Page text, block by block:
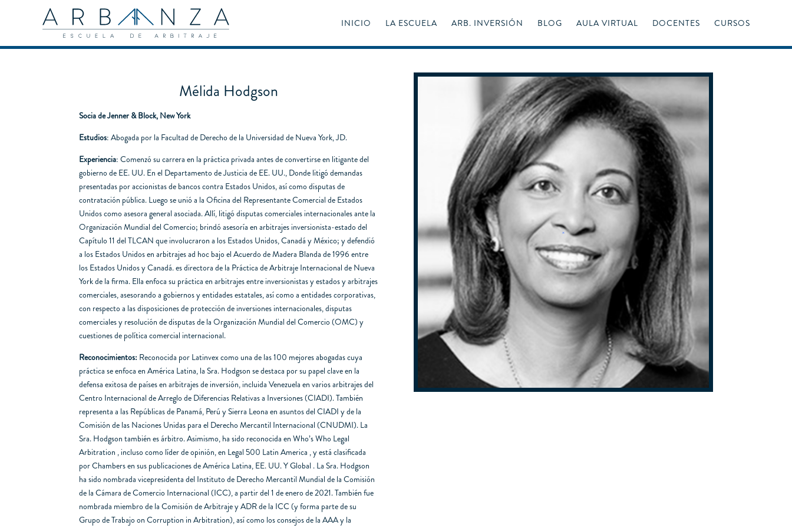
INICIO LA ESCUELA ARB. INVERSIÓN BLOG AULA VIRTUAL DOCENTES CURSOS
Mélida Hodgson
Socia de Jenner & Block, New York
Estudios: Abogada por la Facultad de Derecho de la Universidad de Nueva York, JD.
Experiencia: Comenzó su carrera en la práctica privada antes de convertirse en litigante del
gobierno de EE. UU. En el Departamento de Justicia de EE. UU., Donde litigó demandas
presentadas por accionistas de bancos contra Estados Unidos, así como disputas de
contratación pública. Luego se unió a la Oficina del Representante Comercial de Estados
Unidos como asesora general asociada. Allí, litigó disputas comerciales internacionales ante la
Organización Mundial del Comercio; brindó asesoría en arbitrajes inversionista-estado del
Capítulo 11 del TLCAN que involucraron a los Estados Unidos, Canadá y México; y defendió
a los Estados Unidos en arbitrajes ad hoc bajo el Acuerdo de Madera Blanda de 1996 entre
los Estados Unidos y Canadá. es directora de la Práctica de Arbitraje Internacional de Nueva
York de la firma. Ella enfoca su práctica en arbitrajes entre inversionistas y estados y arbitrajes
comerciales, asesorando a gobiernos y entidades estatales, así como a entidades corporativas,
con respecto a las disposiciones de protección de inversiones internacionales, disputas
comerciales y resolución de disputas de la Organización Mundial del Comercio (OMC) y
cuestiones de política comercial internacional.
Reconocimientos: Reconocida por Latinvex como una de las 100 mejores abogadas cuya
práctica se enfoca en América Latina, la Sra. Hodgson se destaca por su papel clave en la
defensa exitosa de países en arbitrajes de inversión, incluida Venezuela en varios arbitrajes del
Centro Internacional de Arreglo de Diferencias Relativas a Inversiones (CIADI). También
representa a las Repúblicas de Panamá, Perú y Sierra Leona en asuntos del CIADI y de la
Comisión de las Naciones Unidas para el Derecho Mercantil Internacional (CNUDMI). La
Sra. Hodgson también es árbitro. Asimismo, ha sido reconocida en Who’s Who Legal
Arbitration , incluso como líder de opinión, en Legal 500 Latin America , y está clasificada
por Chambers en sus publicaciones de América Latina, EE. UU. Y Global . La Sra. Hodgson
ha sido nombrada vicepresidenta del Instituto de Derecho Mercantil Mundial de la Comisión
de la Cámara de Comercio Internacional (ICC), a partir del 1 de enero de 2021. También fue
nombrada miembro de la Comisión de Arbitraje y ADR de la ICC (y forma parte de su
Grupo de Trabajo on Corruption in Arbitration), así como los consejos de la AAA y la